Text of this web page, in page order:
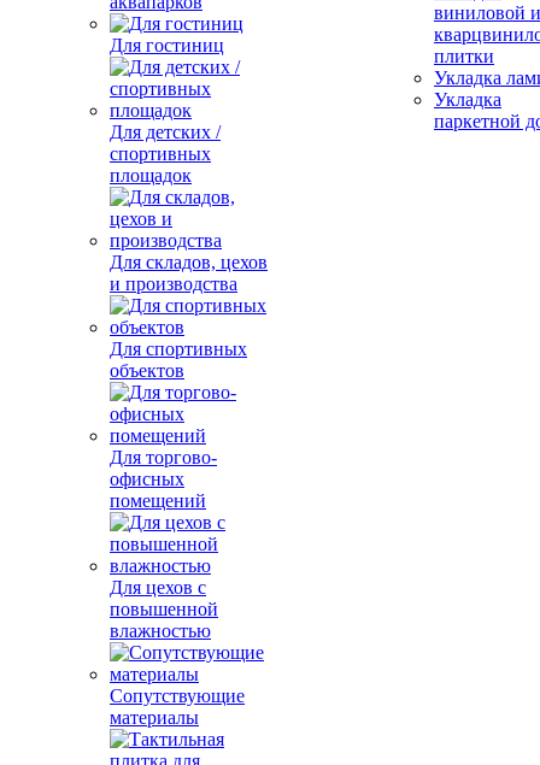
Для гостиниц
Для детских /
спортивных
площадок
Для складов, цехов
и производства
Для спортивных
объектов
Для торгово-
офисных
помещений
Для цехов с
повышенной
влажностью
Сопутствующие
материалы
виниловой и
плитки
Укладка
Укладка
паркетной